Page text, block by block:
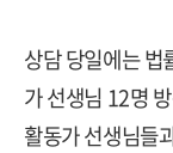
상담 당일에는 법
가 선생님 12명
활동가 선생님들